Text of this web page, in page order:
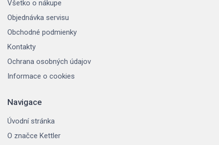
Všetko o nákupe
Objednávka servisu
Obchodné podmienky
Kontakty
Ochrana osobných údajov
Informace o cookies
Navigace
Úvodní stránka
O značce Kettler